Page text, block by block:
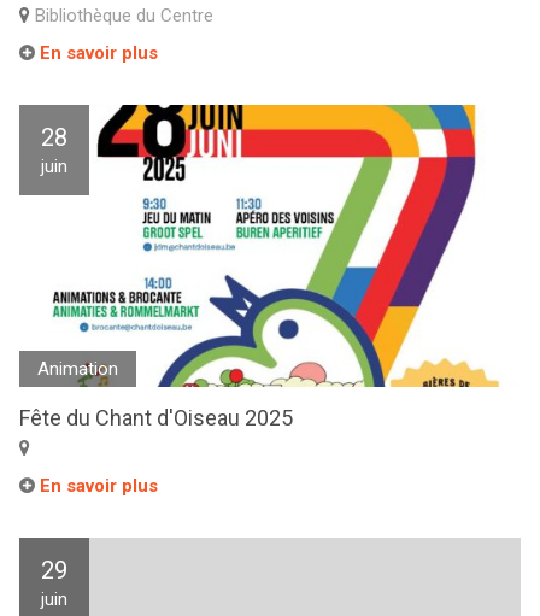
Bibliothèque du Centre
En savoir plus
28
juin
Animation
Fête du Chant d'Oiseau 2025
En savoir plus
29
juin